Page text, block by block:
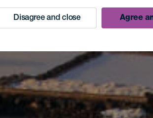
Disagree and close Agree